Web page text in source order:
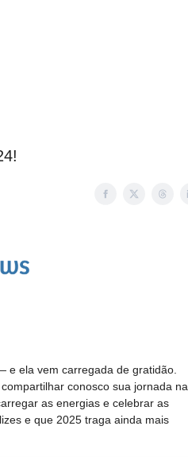
e ela vem carregada de gratidão.
conosco sua jornada na
as energias e celebrar as
e que 2025 traga ainda mais